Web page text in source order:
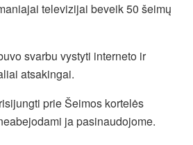
televizijai beveik 50 šeimų
svarbu vystyti interneto ir
atsakingai.
prie Šeimos kortelės
ja pasinaudojome.